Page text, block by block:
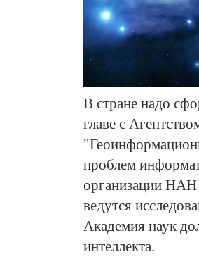
В стране надо
главе с
проблем
организации НАН
ведутся
Академия наук
интеллекта.